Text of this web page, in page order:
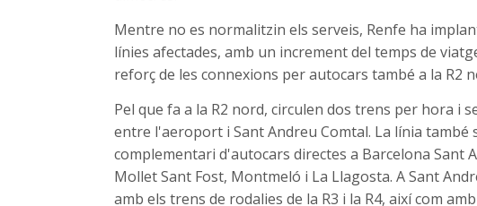
Mentre no es normalitzin els serveis, Renfe ha
línies afectades, amb un increment del temps de
reforç de les connexions per autocars també a la R2
Pel que fa a la R2 nord, circulen dos trens per hora i
entre l'aeroport i Sant Andreu Comtal. La línia també
complementari d'autocars directes a Barcelona Sant
Mollet Sant Fost, Montmeló i La Llagosta. A Sant
amb els trens de rodalies de la R3 i la R4, així com